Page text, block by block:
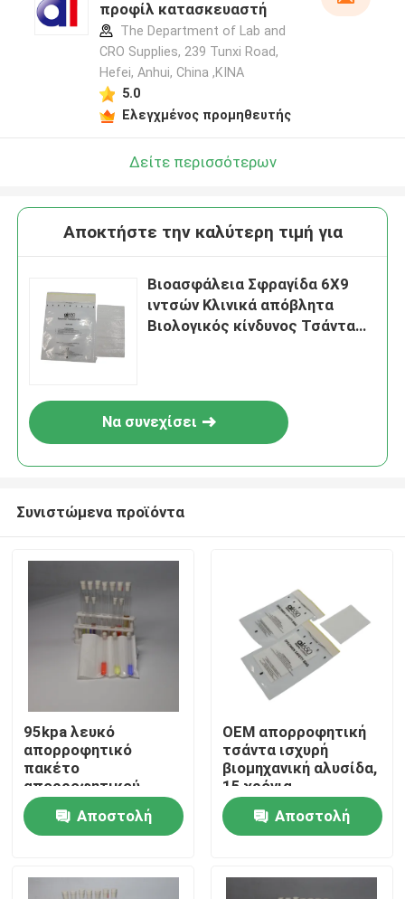
Σπίτι
Προϊόντα
Βίντεο
προφίλ κατασκευαστή
The Department of Lab and
CRO Supplies, 239 Tunxi Road,
Hefei, Anhui, China ,ΚΙΝΑ
5.0
Ελεγχμένος προμηθευτής
Δείτε περισσότερων
Αποκτήστε την καλύτερη τιμή για
Βιοασφάλεια Σφραγίδα 6X9
ιντσών Κλινικά απόβλητα
Βιολογικός κίνδυνος Τσάντα
Να συνεχίσει
Συνιστώμενα προϊόντα
95kpa λευκό
απορροφητικό
πακέτο
απορροφητικού
πακέτου
προμηθευτής &
εργοστάσιο
Αποστολή
OEM απορροφητική
τσάντα ισχυρή
βιομηχανική αλυσίδα,
15 χρόνια
εμπιστοσύνης
Αποστολή